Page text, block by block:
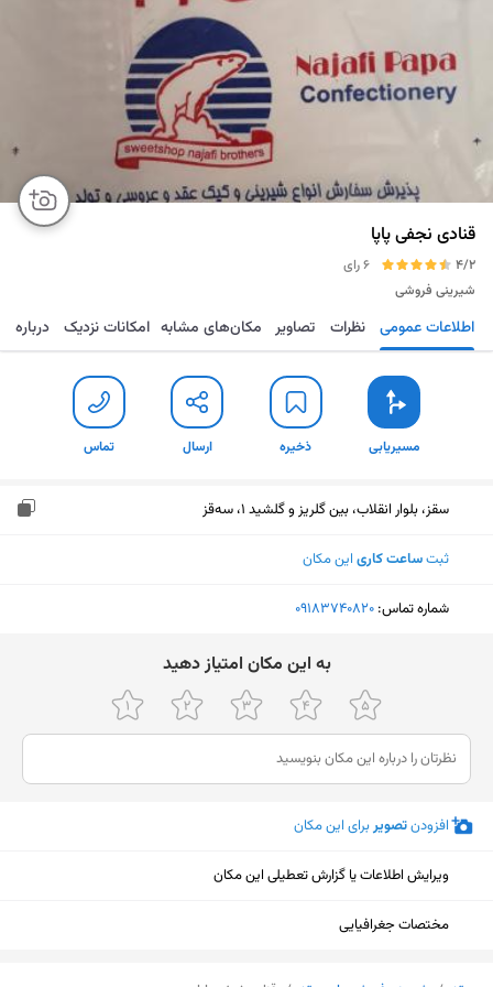
قنادی نجفی پاپا
4/2
6 رای
شیرینی فروشی
مسیریابی ذخیره ارسال تماس اطلاعات عمومی نظرات تصاویر مکان‌های مشابه امکانات نزدیک درباره
مسیریابی ذخیره ارسال تماس
سقز، بلوار انقلاب، بین گلریز و گلشید 1، سەقز
ثبتساعت کاری این مکان
شماره تماس: ‎09183740820
ﺑﻪ اﯾﻦ ﻣﮑﺎن اﻣﺘﯿﺎز دﻫﯿﺪ
افزودنتصویربرای این مکان
ویرایش اطلاعات یا گزارش تعطیلی این مکان
مختصات جغرافیایی